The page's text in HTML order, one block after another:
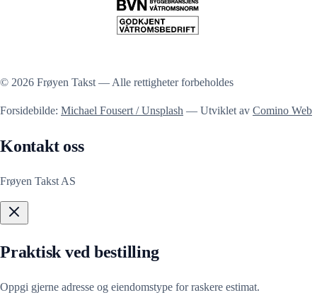
© 2026 Frøyen Takst — Alle rettigheter forbeholdes
Forsidebilde: Michael Fousert / Unsplash — Utviklet av Comino Web
Kontakt oss
Frøyen Takst AS
Praktisk ved bestilling
Oppgi gjerne adresse og eiendomstype for raskere estimat.